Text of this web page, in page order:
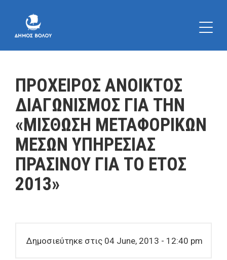
ΠΡΟΧΕΙΡΟΣ ΑΝΟΙΚΤΟΣ
ΔΙΑΓΩΝΙΣΜΟΣ ΓΙΑ ΤΗΝ
«ΜΙΣΘΩΣΗ ΜΕΤΑΦΟΡΙΚΩΝ
ΜΕΣΩΝ ΥΠΗΡΕΣΙΑΣ
ΠΡΑΣΙΝΟΥ ΓΙΑ ΤΟ ΕΤΟΣ
2013»
Δημοσιεύτηκε στις 04 June, 2013 - 12:40 pm